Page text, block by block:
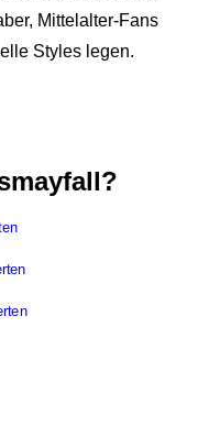
Mittelalter-Fans
Styles legen.